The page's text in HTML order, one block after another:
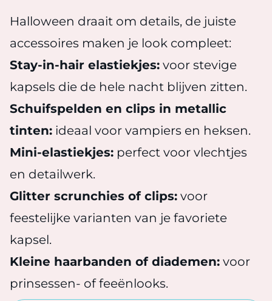
Halloween draait om details, de juiste
accessoires maken je look compleet:
Stay-in-hair elastiekjes: voor stevige
kapsels die de hele nacht blijven zitten.
Schuifspelden en clips in metallic
tinten: ideaal voor vampiers en heksen.
Mini-elastiekjes: perfect voor vlechtjes
en detailwerk.
Glitter scrunchies of clips: voor
feestelijke varianten van je favoriete
kapsel.
Kleine haarbanden of diademen: voor
prinsessen- of feeënlooks.